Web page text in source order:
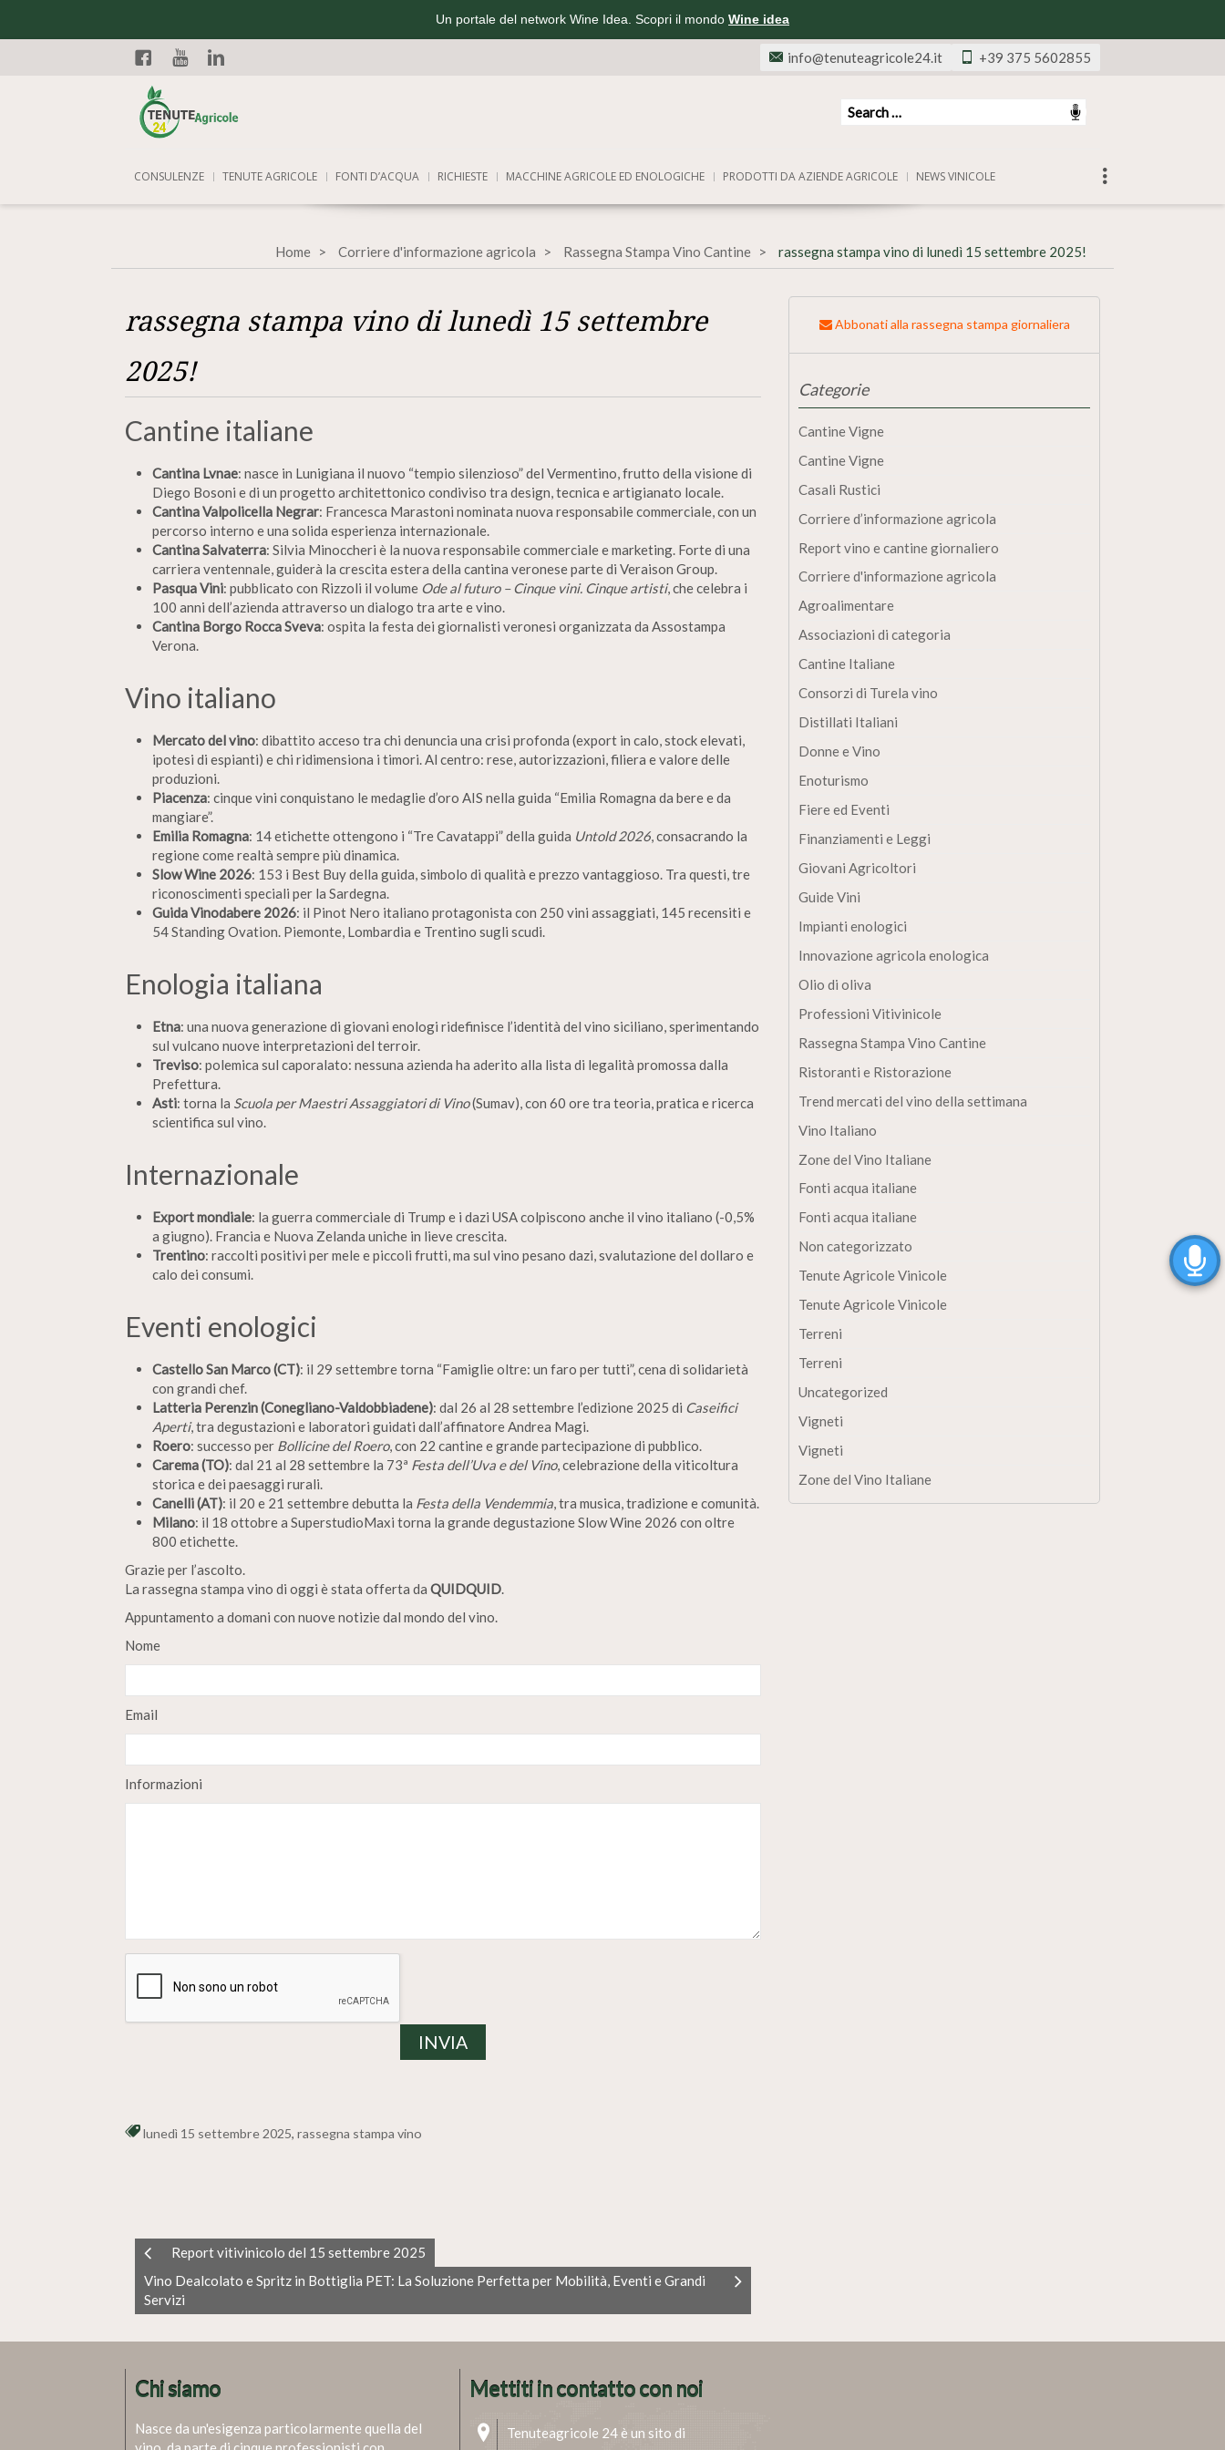
Un portale del network Wine Idea. Scopri il mondo Wine idea
Facebook
+39 375 5602855
info@tenuteagricole24.it
CONSULENZE TENUTE AGRICOLE FONTI D’ACQUA RICHIESTE MACCHINE AGRICOLE ED ENOLOGICHE PRODOTTI DA AZIENDE AGRICOLE NEWS VINICOLE
Home Corriere d'informazione agricola Rassegna Stampa Vino Cantine rassegna stampa vino di lunedì 15 settembre 2025!
rassegna stampa vino di lunedì 15 settembre
2025!
Cantine italiane
Cantina Lvnae: nasce in Lunigiana il nuovo “tempio silenzioso” del Vermentino, frutto della visione di
Diego Bosoni e di un progetto architettonico condiviso tra design, tecnica e artigianato locale.
Cantina Valpolicella Negrar: Francesca Marastoni nominata nuova responsabile commerciale, con un
percorso interno e una solida esperienza internazionale.
Cantina Salvaterra: Silvia Minoccheri è la nuova responsabile commerciale e marketing. Forte di una
carriera ventennale, guiderà la crescita estera della cantina veronese parte di Veraison Group.
Pasqua Vini: pubblicato con Rizzoli il volume Ode al futuro – Cinque vini. Cinque artisti, che celebra i
100 anni dell’azienda attraverso un dialogo tra arte e vino.
Cantina Borgo Rocca Sveva: ospita la festa dei giornalisti veronesi organizzata da Assostampa
Verona.
Vino italiano
Mercato del vino: dibattito acceso tra chi denuncia una crisi profonda (export in calo, stock elevati,
ipotesi di espianti) e chi ridimensiona i timori. Al centro: rese, autorizzazioni, filiera e valore delle
produzioni.
Piacenza: cinque vini conquistano le medaglie d’oro AIS nella guida “Emilia Romagna da bere e da
mangiare”.
Emilia Romagna: 14 etichette ottengono i “Tre Cavatappi” della guida Untold 2026, consacrando la
regione come realtà sempre più dinamica.
Slow Wine 2026: 153 i Best Buy della guida, simbolo di qualità e prezzo vantaggioso. Tra questi, tre
riconoscimenti speciali per la Sardegna.
Guida Vinodabere 2026: il Pinot Nero italiano protagonista con 250 vini assaggiati, 145 recensiti e
54 Standing Ovation. Piemonte, Lombardia e Trentino sugli scudi.
Enologia italiana
Etna: una nuova generazione di giovani enologi ridefinisce l’identità del vino siciliano, sperimentando
sul vulcano nuove interpretazioni del terroir.
Treviso: polemica sul caporalato: nessuna azienda ha aderito alla lista di legalità promossa dalla
Prefettura.
Asti: torna la Scuola per Maestri Assaggiatori di Vino(Sumav), con 60 ore tra teoria, pratica e ricerca
scientifica sul vino.
Internazionale
Export mondiale: la guerra commerciale di Trump e i dazi USA colpiscono anche il vino italiano (-0,5%
a giugno). Francia e Nuova Zelanda uniche in lieve crescita.
Trentino: raccolti positivi per mele e piccoli frutti, ma sul vino pesano dazi, svalutazione del dollaro e
calo dei consumi.
Eventi enologici
Castello San Marco (CT): il 29 settembre torna “Famiglie oltre: un faro per tutti”, cena di solidarietà
con grandi chef.
Latteria Perenzin (Conegliano-Valdobbiadene): dal 26 al 28 settembre l’edizione 2025 di Caseifici
Aperti, tra degustazioni e laboratori guidati dall’affinatore Andrea Magi.
Roero: successo per Bollicine del Roero, con 22 cantine e grande partecipazione di pubblico.
Carema (TO): dal 21 al 28 settembre la 73ª Festa dell’Uva e del Vino, celebrazione della viticoltura
storica e dei paesaggi rurali.
Canelli (AT): il 20 e 21 settembre debutta la Festa della Vendemmia, tra musica, tradizione e comunità.
Milano: il 18 ottobre a SuperstudioMaxi torna la grande degustazione Slow Wine 2026 con oltre
800 etichette.
Grazie per l’ascolto.
La rassegna stampa vino di oggi è stata offerta da QUIDQUID.
Appuntamento a domani con nuove notizie dal mondo del vino.
Nome
Email
Informazioni
lunedì 15 settembre 2025, rassegna stampa vino
Report vitivinicolo del 15 settembre 2025
Vino Dealcolato e Spritz in Bottiglia PET: La Soluzione Perfetta per Mobilità, Eventi e Grandi
Servizi
Abbonati alla rassegna stampa giornaliera
Categorie
Cantine Vigne
Cantine Vigne
Casali Rustici
Corriere d’informazione agricola
Report vino e cantine giornaliero
Corriere d'informazione agricola
Agroalimentare
Associazioni di categoria
Cantine Italiane
Consorzi di Turela vino
Distillati Italiani
Donne e Vino
Enoturismo
Fiere ed Eventi
Finanziamenti e Leggi
Giovani Agricoltori
Guide Vini
Impianti enologici
Innovazione agricola enologica
Olio di oliva
Professioni Vitivinicole
Rassegna Stampa Vino Cantine
Ristoranti e Ristorazione
Trend mercati del vino della settimana
Vino Italiano
Zone del Vino Italiane
Fonti acqua italiane
Fonti acqua italiane
Non categorizzato
Tenute Agricole Vinicole
Tenute Agricole Vinicole
Terreni
Terreni
Uncategorized
Vigneti
Vigneti
Zone del Vino Italiane
Chi siamo
Nasce da un'esigenza particolarmente quella del
Mettiti in contatto con noi
Tenuteagricole 24 è un sito di